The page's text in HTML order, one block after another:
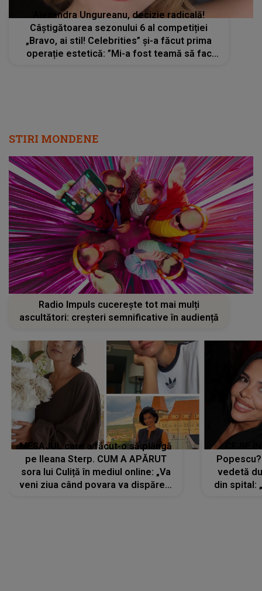
Alexandra Ungureanu, decizie radicală!
Câștigătoarea sezonului 6 al competiției
„Bravo, ai stil! Celebrities” și-a făcut prima
operație estetică: ”Mi-a fost teamă să fac
STIRI MONDENE
Radio Impuls cucerește tot mai mulți
ascultători: creșteri semnificative în audiență
MESAJUL care a făcut-o să plângă
pe Ileana Sterp. CUM A APĂRUT
sora lui Culiță în mediul online: „Va
veni ziua când povara va dispărea,
vedetă
din spital: